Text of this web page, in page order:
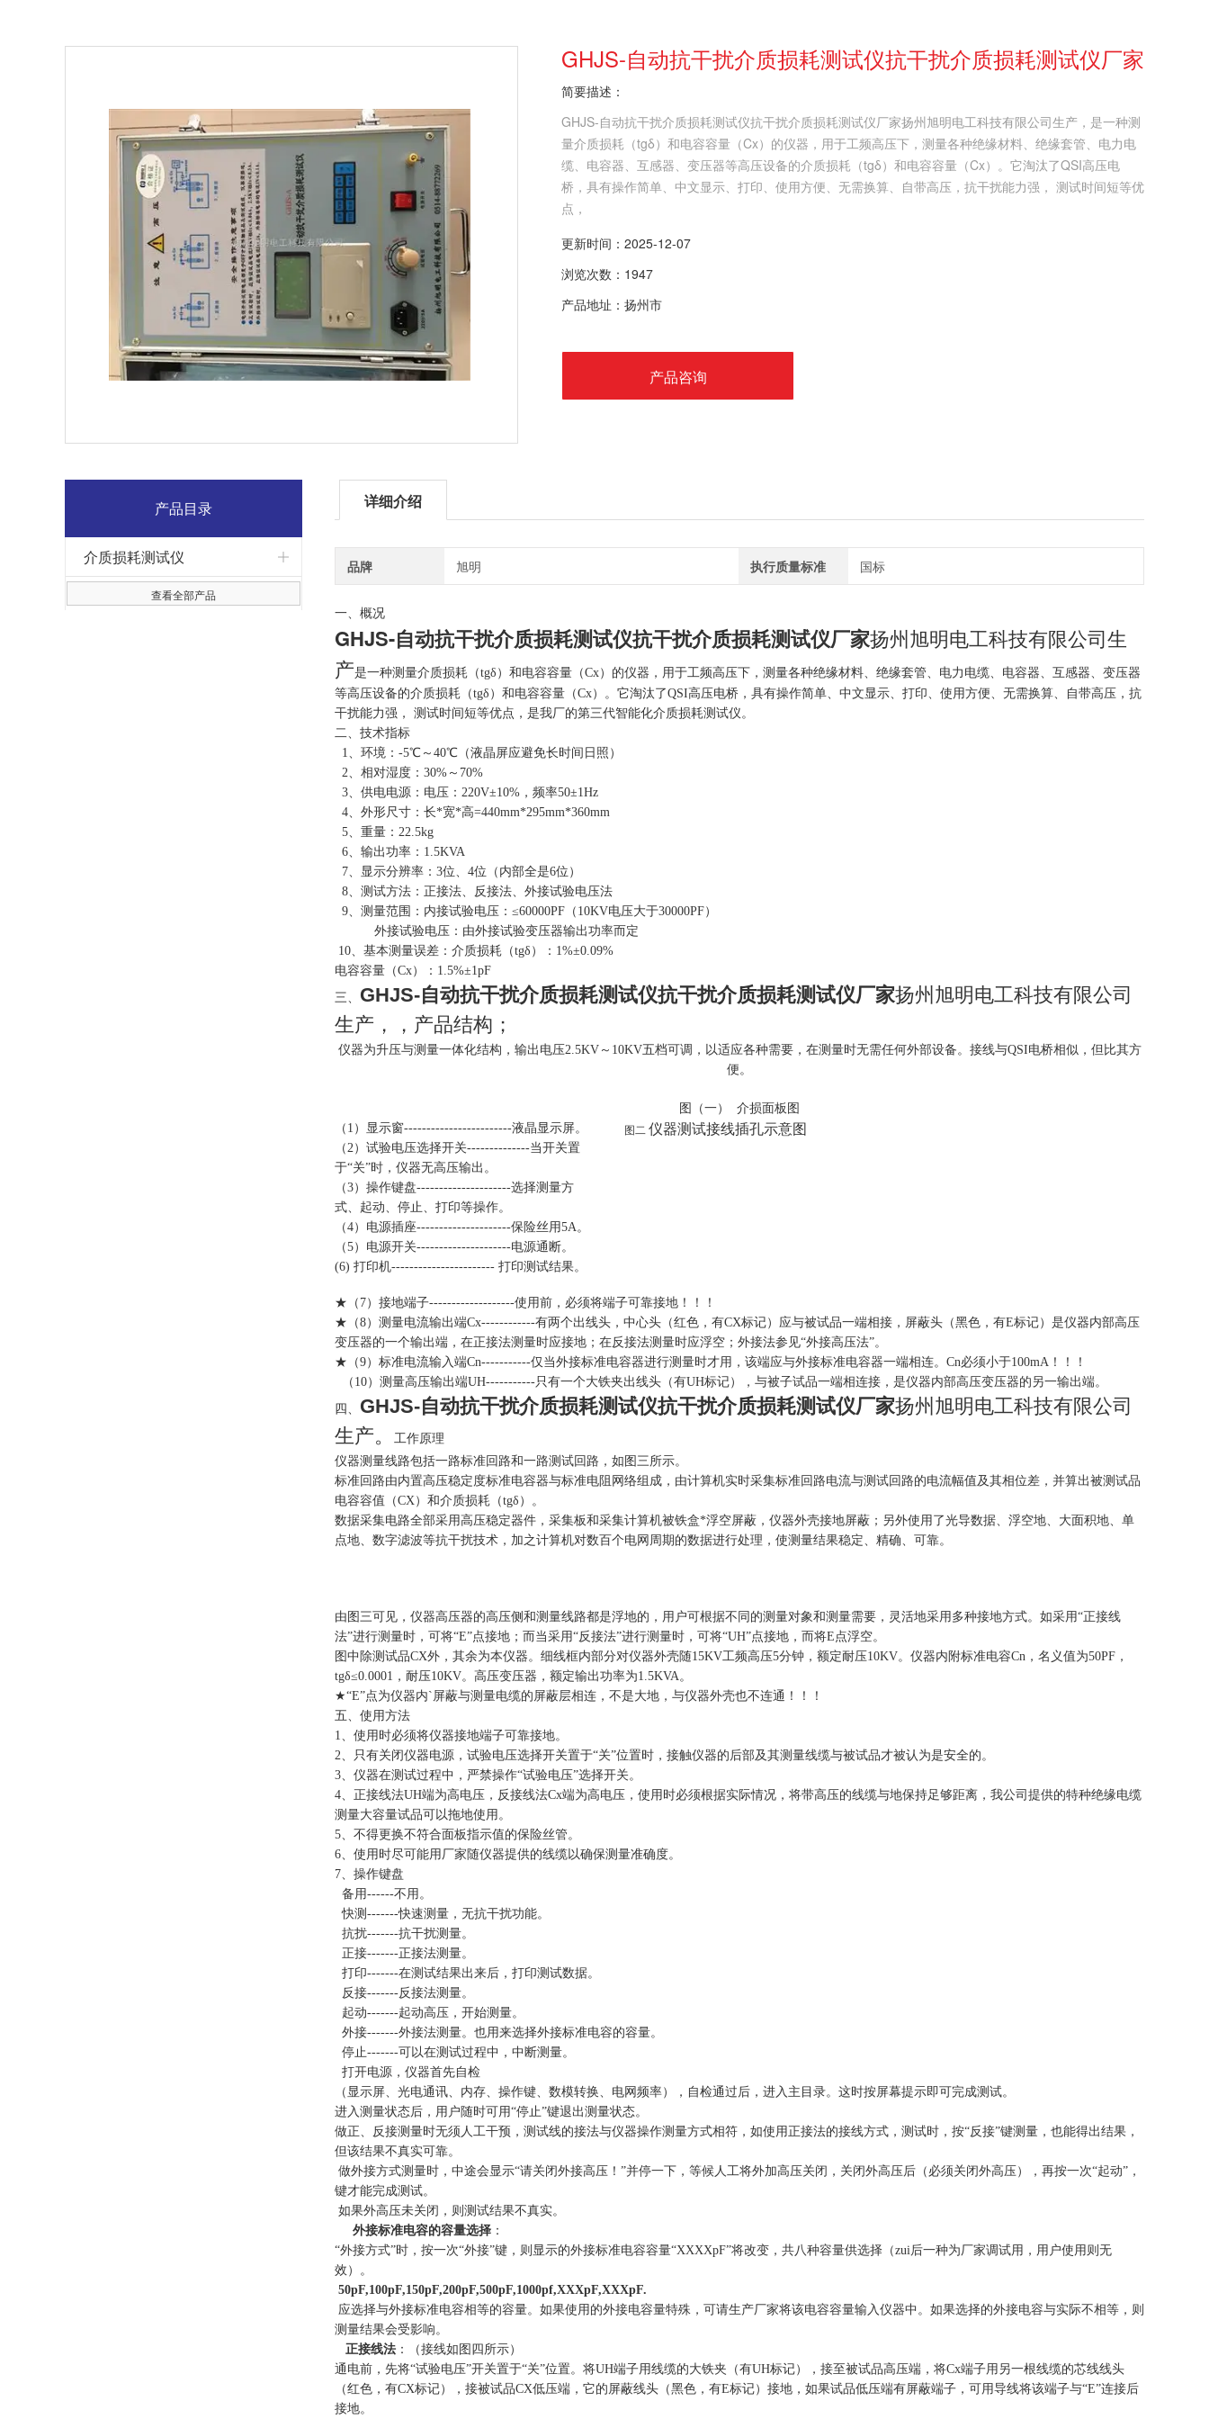
GHJS-自动抗干扰介质损耗测试仪抗干扰介质损耗测试仪厂家
简要描述：
GHJS-自动抗干扰介质损耗测试仪抗干扰介质损耗测试仪厂家扬州旭明电工科技有限公司生产，是一种测
量介质损耗（tgδ）和电容容量（Cx）的仪器，用于工频高压下，测量各种绝缘材料、绝缘套管、电力电
缆、电容器、互感器、变压器等高压设备的介质损耗（tgδ）和电容容量（Cx）。它淘汰了QSI高压电
桥，具有操作简单、中文显示、打印、使用方便、无需换算、自带高压，抗干扰能力强， 测试时间短等优
点，
更新时间：2025-12-07
浏览次数：1947
产品地址：扬州市
产品咨询
产品目录
介质损耗测试仪
查看全部产品
详细介绍
品牌 旭明 执行质量标准 国标
一、概况
GHJS-自动抗干扰介质损耗测试仪抗干扰介质损耗测试仪厂家扬州旭明电工科技有限公司生
产是一种测量介质损耗（tgδ）和电容容量（Cx）的仪器，用于工频高压下，测量各种绝缘材料、绝缘套管、电力电缆、电容器、互感器、变压器
等高压设备的介质损耗（tgδ）和电容容量（Cx）。它淘汰了QSI高压电桥，具有操作简单、中文显示、打印、使用方便、无需换算、自带高压，抗
干扰能力强， 测试时间短等优点，是我厂的第三代智能化介质损耗测试仪。
二、技术指标
1、环境：-5℃～40℃（液晶屏应避免长时间日照）
2、相对湿度：30%～70%
3、供电电源：电压：220V±10%，频率50±1Hz
4、外形尺寸：长*宽*高=440mm*295mm*360mm
5、重量：22.5kg
6、输出功率：1.5KVA
7、显示分辨率：3位、4位（内部全是6位）
8、测试方法：正接法、反接法、外接试验电压法
9、测量范围：内接试验电压：≤60000PF（10KV电压大于30000PF）
外接试验电压：由外接试验变压器输出功率而定
10、基本测量误差：介质损耗（tgδ）：1%±0.09%
电容容量（Cx）：1.5%±1pF
三、 GHJS-自动抗干扰介质损耗测试仪抗干扰介质损耗测试仪厂家扬州旭明电工科技有限公司
生产，，产品结构；
仪器为升压与测量一体化结构，输出电压2.5KV～10KV五档可调，以适应各种需要，在测量时无需任何外部设备。接线与QSI电桥相似，但比其方
便。
图（一） 介损面板图
（1）显示窗------------------------液晶显示屏。
（2）试验电压选择开关--------------当开关置
于“关”时，仪器无高压输出。
（3）操作键盘---------------------选择测量方
式、起动、停止、打印等操作。
（4）电源插座---------------------保险丝用5A。
（5）电源开关---------------------电源通断。
(6) 打印机----------------------- 打印测试结果。
图二 仪器测试接线插孔示意图
★（7）接地端子-------------------使用前，必须将端子可靠接地！！！
★（8）测量电流输出端Cx------------有两个出线头，中心头（红色，有CX标记）应与被试品一端相接，屏蔽头（黑色，有E标记）是仪器内部高压
变压器的一个输出端，在正接法测量时应接地；在反接法测量时应浮空；外接法参见“外接高压法”。
★（9）标准电流输入端Cn-----------仅当外接标准电容器进行测量时才用，该端应与外接标准电容器一端相连。Cn必须小于100mA！！！
（10）测量高压输出端UH-----------只有一个大铁夹出线头（有UH标记），与被子试品一端相连接，是仪器内部高压变压器的另一输出端。
四、 GHJS-自动抗干扰介质损耗测试仪抗干扰介质损耗测试仪厂家扬州旭明电工科技有限公司
生产。
工作原理
仪器测量线路包括一路标准回路和一路测试回路，如图三所示。
标准回路由内置高压稳定度标准电容器与标准电阻网络组成，由计算机实时采集标准回路电流与测试回路的电流幅值及其相位差，并算出被测试品
电容容值（CX）和介质损耗（tgδ）。
数据采集电路全部采用高压稳定器件，采集板和采集计算机被铁盒*浮空屏蔽，仪器外壳接地屏蔽；另外使用了光导数据、浮空地、大面积地、单
点地、数字滤波等抗干扰技术，加之计算机对数百个电网周期的数据进行处理，使测量结果稳定、精确、可靠。
由图三可见，仪器高压器的高压侧和测量线路都是浮地的，用户可根据不同的测量对象和测量需要，灵活地采用多种接地方式。如采用“正接线
法”进行测量时，可将“E”点接地；而当采用“反接法”进行测量时，可将“UH”点接地，而将E点浮空。
图中除测试品CX外，其余为本仪器。细线框内部分对仪器外壳随15KV工频高压5分钟，额定耐压10KV。仪器内附标准电容Cn，名义值为50PF，
tgδ≤0.0001，耐压10KV。高压变压器，额定输出功率为1.5KVA。
★“E”点为仪器内`屏蔽与测量电缆的屏蔽层相连，不是大地，与仪器外壳也不连通！！！
五、使用方法
1、使用时必须将仪器接地端子可靠接地。
2、只有关闭仪器电源，试验电压选择开关置于“关”位置时，接触仪器的后部及其测量线缆与被试品才被认为是安全的。
3、仪器在测试过程中，严禁操作“试验电压”选择开关。
4、正接线法UH端为高电压，反接线法Cx端为高电压，使用时必须根据实际情况，将带高压的线缆与地保持足够距离，我公司提供的特种绝缘电缆
测量大容量试品可以拖地使用。
5、不得更换不符合面板指示值的保险丝管。
6、使用时尽可能用厂家随仪器提供的线缆以确保测量准确度。
7、操作键盘
备用------不用。
快测-------快速测量，无抗干扰功能。
抗扰-------抗干扰测量。
正接-------正接法测量。
打印-------在测试结果出来后，打印测试数据。
反接-------反接法测量。
起动-------起动高压，开始测量。
外接-------外接法测量。也用来选择外接标准电容的容量。
停止-------可以在测试过程中，中断测量。
打开电源，仪器首先自检
（显示屏、光电通讯、内存、操作键、数模转换、电网频率），自检通过后，进入主目录。这时按屏幕提示即可完成测试。
进入测量状态后，用户随时可用“停止”键退出测量状态。
做正、反接测量时无须人工干预，测试线的接法与仪器操作测量方式相符，如使用正接法的接线方式，测试时，按“反接”键测量，也能得出结果，
但该结果不真实可靠。
做外接方式测量时，中途会显示“请关闭外接高压！”并停一下，等候人工将外加高压关闭，关闭外高压后（必须关闭外高压），再按一次“起动”，
键才能完成测试。
如果外高压未关闭，则测试结果不真实。
外接标准电容的容量选择 ：
“外接方式”时，按一次“外接”键，则显示的外接标准电容容量“XXXXpF”将改变，共八种容量供选择（zui后一种为厂家调试用，用户使用则无
效）。
50pF,100pF,150pF,200pF,500pF,1000pf,XXXpF,XXXpF.
应选择与外接标准电容相等的容量。如果使用的外接电容量特殊，可请生产厂家将该电容容量输入仪器中。如果选择的外接电容与实际不相等，则
测量结果会受影响。
正接线法 ：（接线如图四所示）
通电前，先将“试验电压”开关置于“关”位置。将UH端子用线缆的大铁夹（有UH标记），接至被试品高压端，将Cx端子用另一根线缆的芯线线头
（红色，有CX标记），接被试品CX低压端，它的屏蔽线头（黑色，有E标记）接地，如果试品低压端有屏蔽端子，可用导线将该端子与“E”连接后
接地。